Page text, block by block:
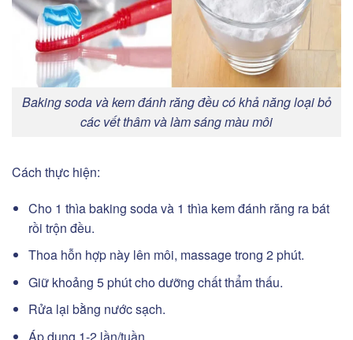
Baking soda và kem đánh răng đều có khả năng loại bỏ
các vết thâm và làm sáng màu môi
Cách thực hiện:
Cho 1 thìa baking soda và 1 thìa kem đánh răng ra bát
rồi trộn đều.
Thoa hỗn hợp này lên môi, massage trong 2 phút.
Giữ khoảng 5 phút cho dưỡng chất thẩm thấu.
Rửa lại bằng nước sạch.